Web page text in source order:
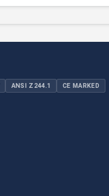
ANSI Z244.1 CE MARKED